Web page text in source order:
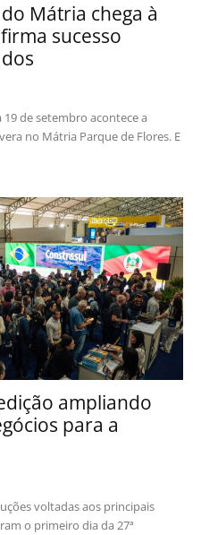
Mátria chega à
sucesso
19 de setembro acontece a
no Mátria Parque de Flores. E
ampliando
para a
voltadas aos principais
o primeiro dia da 27ª